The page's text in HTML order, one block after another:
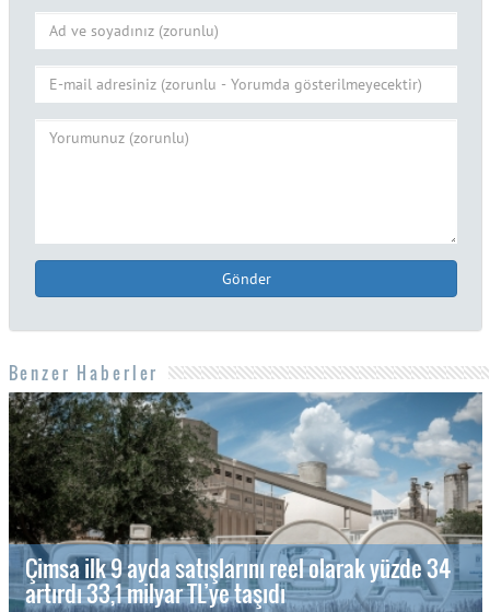
Gönder
Benzer Haberler
Çimsa ilk 9 ayda satışlarını reel olarak yüzde 34
artırdı 33,1 milyar TL’ye taşıdı